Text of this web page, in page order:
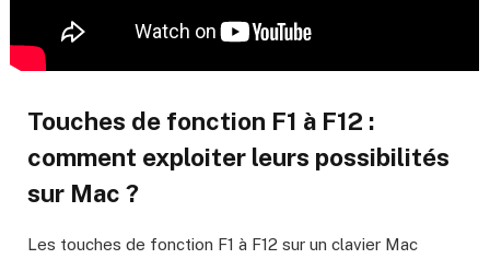
Touches de fonction F1 à F12 :
comment exploiter leurs possibilités
sur Mac ?
Les touches de fonction F1 à F12 sur un clavier Mac